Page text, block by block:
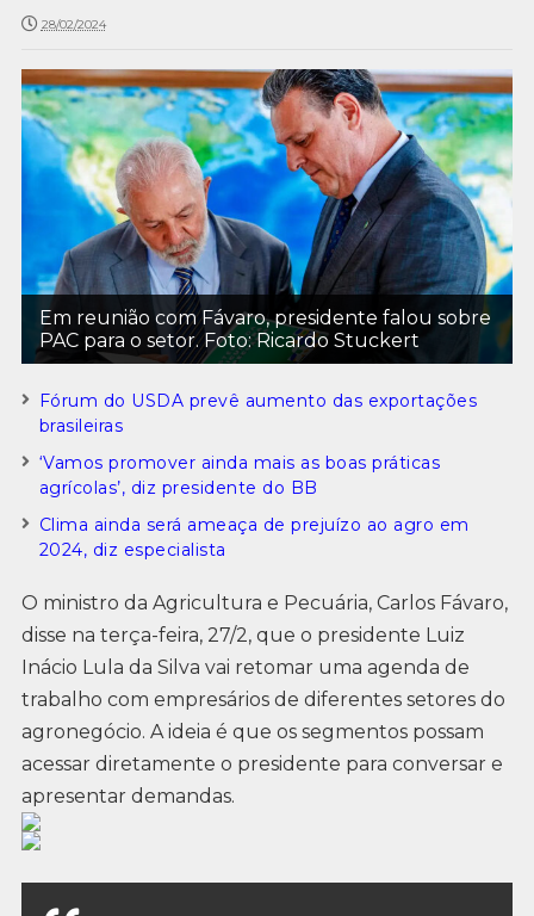
28/02/2024
Em reunião com Fávaro, presidente falou sobre
PAC para o setor. Foto: Ricardo Stuckert
Fórum do USDA prevê aumento das exportações
brasileiras
‘Vamos promover ainda mais as boas práticas
agrícolas’, diz presidente do BB
Clima ainda será ameaça de prejuízo ao agro em
2024, diz especialista
O ministro da Agricultura e Pecuária, Carlos Fávaro,
disse na terça-feira, 27/2, que o presidente Luiz
Inácio Lula da Silva vai retomar uma agenda de
trabalho com empresários de diferentes setores do
agronegócio. A ideia é que os segmentos possam
acessar diretamente o presidente para conversar e
apresentar demandas.